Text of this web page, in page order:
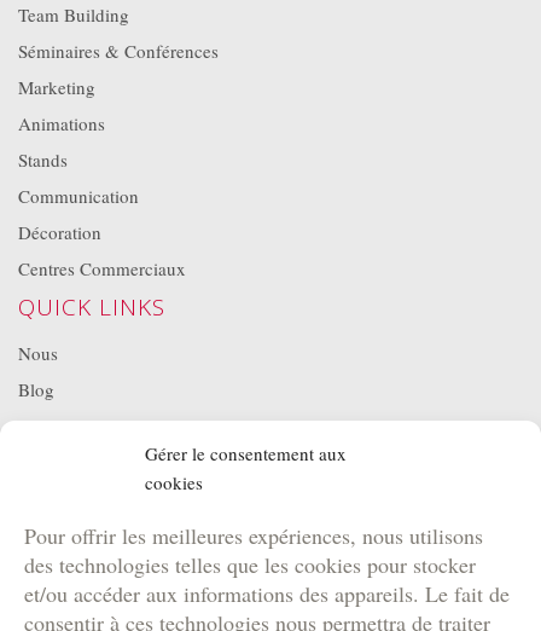
Gérer le consentement aux
cookies
Pour offrir les meilleures expériences, nous utilisons
des technologies telles que les cookies pour stocker
et/ou accéder aux informations des appareils. Le fait de
consentir à ces technologies nous permettra de traiter
Team Building
Séminaires & Conférences
Marketing
Animations
Stands
Communication
Décoration
Centres Commerciaux
QUICK LINKS
Nous
Blog
Projets
Location de matériel
NOS BROCHURES
Brochure Team Building
Brochure Outdoor
Brochure Agence